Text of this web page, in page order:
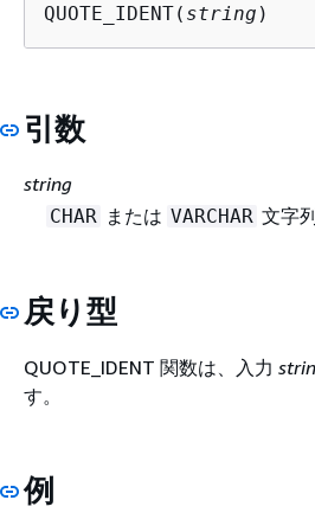
QUOTE_IDENT( string )
引数
string
CHAR または VARCHAR 文字列
戻り型
QUOTE_IDENT 関数は、入力
す。
例